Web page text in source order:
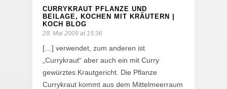
CURRYKRAUT PFLANZE UND
BEILAGE, KOCHEN MIT KRÄUTERN |
KOCH BLOG
28. Mai 2009 at 15:36
[…] verwendet, zum anderen ist
„Currykraut“ aber auch ein mit Curry
gewürztes Krautgericht. Die Pflanze
Currykraut kommt aus dem Mittelmeerraum